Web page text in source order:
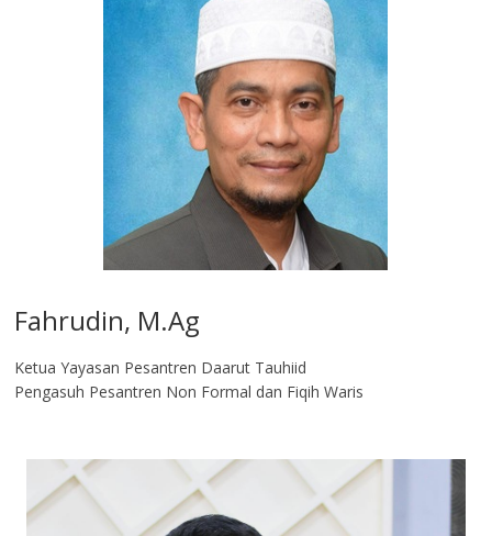
Fahrudin, M.Ag​
Ketua Yayasan Pesantren Daarut Tauhiid
Pengasuh Pesantren Non Formal dan Fiqih Waris